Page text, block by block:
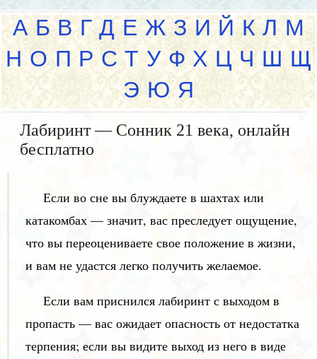
А Б В Г Д Е Ж З И Й К Л М
Н О П Р С Т У Ф Х Ц Ч Ш Щ
Э Ю Я
Лабиринт — Сонник 21 века, онлайн
бесплатно
Если во сне вы блуждаете в шахтах или
катакомбах — значит, вас преследует ощущение,
что вы переоцениваете свое положение в жизни,
и вам не удастся легко получить желаемое.
Если вам приснился лабиринт с выходом в
пропасть — вас ожидает опасность от недостатка
терпения; если вы видите выход из него в виде